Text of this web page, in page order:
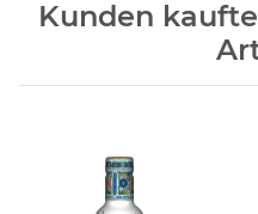
Kunden